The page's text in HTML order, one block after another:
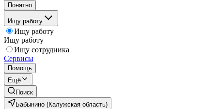
Понятно
Ищу работу
Ищу работу
Ищу работу
Ищу сотрудника
Сервисы
Помощь
Ещё
Поиск
Бабынино (Калужская область)